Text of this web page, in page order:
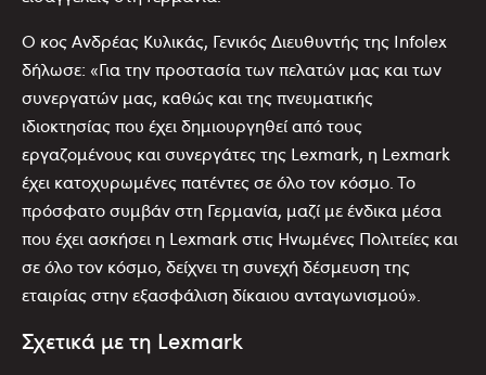
Ο κος Ανδρέας Κυλικάς, Γενικός Διευθυντής της Infolex
δήλωσε: «Για την προστασία των πελατών μας και των
συνεργατών μας, καθώς και της πνευματικής
ιδιοκτησίας που έχει δημιουργηθεί από τους
εργαζομένους και συνεργάτες της Lexmark, η Lexmark
έχει κατοχυρωμένες πατέντες σε όλο τον κόσμο. Το
πρόσφατο συμβάν στη Γερμανία, μαζί με ένδικα μέσα
που έχει ασκήσει η Lexmark στις Ηνωμένες Πολιτείες και
σε όλο τον κόσμο, δείχνει τη συνεχή δέσμευση της
εταιρίας στην εξασφάλιση δίκαιου ανταγωνισμού».
Σχετικά με τη Lexmark